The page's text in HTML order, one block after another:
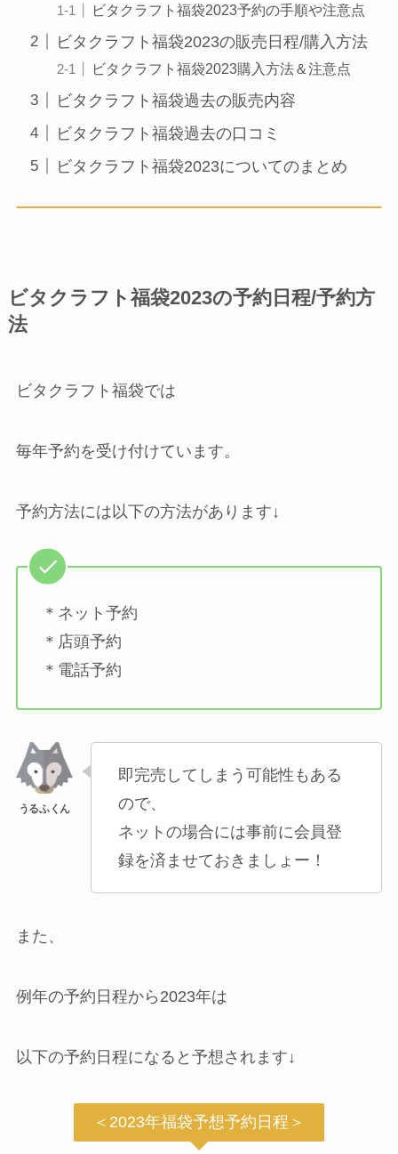
ビタクラフト福袋2023予約の手順や注意点
ビタクラフト福袋2023の販売日程/購入方法
ビタクラフト福袋2023購入方法＆注意点
ビタクラフト福袋過去の販売内容
ビタクラフト福袋過去の口コミ
ビタクラフト福袋2023についてのまとめ
ビタクラフト福袋2023の予約日程/予約方
法
ビタクラフト福袋では
毎年予約を受け付けています。
予約方法には以下の方法があります↓
＊ネット予約
＊店頭予約
＊電話予約
即完売してしまう可能性もある
ので、
ネットの場合には事前に会員登
録を済ませておきましょー！
また、
例年の予約日程から2023年は
以下の予約日程になると予想されます↓
＜2023年福袋予想予約日程＞